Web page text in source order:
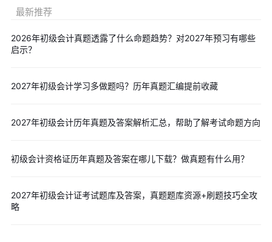
3.判断题(请判断每小题的表述是否正确。每小题答题正确的得
1分，错答、不答均不得分，也不扣分。)
4.不定项选择题(每小题备选答案中，有一个或一个以上符合题
错选、不选均不得分。)
2026年初级会计考试成绩查询时间为6月26日，在全国会计人
级考试管理机构同时公布本地区考试成绩、咨询电话和电子邮箱。
预约短信提醒 服务，届时我们会及时通知考生2026年初级会计查分
时间、领证时间等，助您顺利参加考试。
最新推荐
2026年初级会计真题透露了什么命题趋势？对2027年预习有哪些
启示？
2027年初级会计学习多做题吗？历年真题汇编提前收藏
2027年初级会计历年真题及答案解析汇总，帮助了解考试命题方向
初级会计资格证历年真题及答案在哪儿下载？做真题有什么用？
2027年初级会计证考试题库及答案，真题题库资源+刷题技巧全攻
略